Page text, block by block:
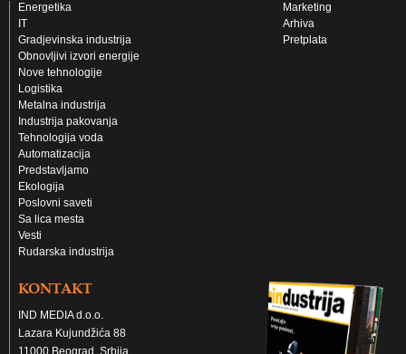
Energetika
IT
Gradjevinska industrija
Obnovljivi izvori energije
Nove tehnologije
Logistika
Metalna industrija
Industrija pakovanja
Tehnologija voda
Automatizacija
Predstavljamo
Ekologija
Poslovni saveti
Sa lica mesta
Vesti
Rudarska industrija
Marketing
Arhiva
Pretplata
KONTAKT
IND MEDIA d.o.o.
Lazara Kujundžića 88